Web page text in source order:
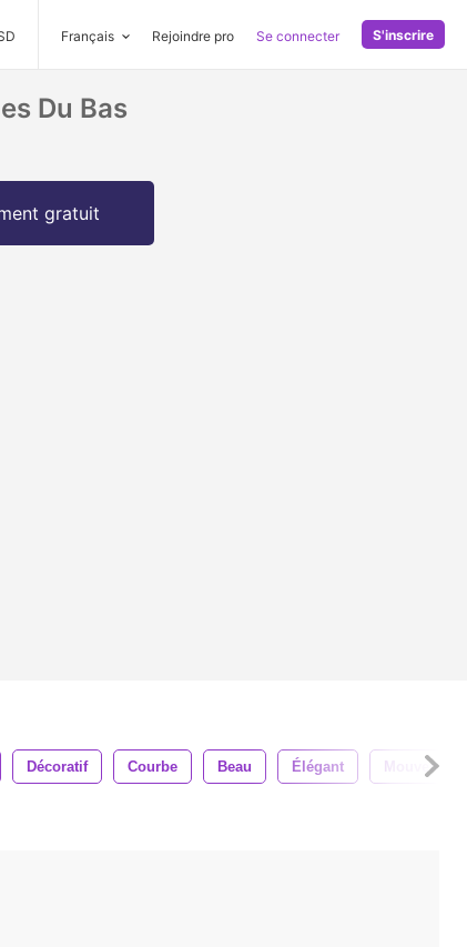
Français Rejoindre pro Se connecter S'inscrire
Du Bas
gratuit
Décoratif Courbe Beau Élégant Mouvement